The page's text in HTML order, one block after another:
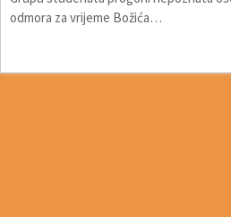
odmora za vrijeme Božića…